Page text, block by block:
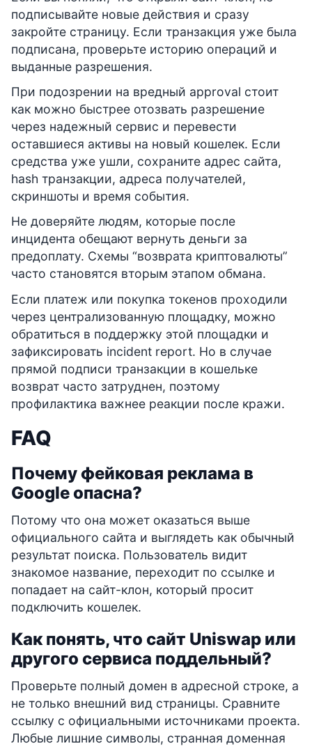
подписывайте новые действия и сразу
закройте страницу. Если транзакция уже была
подписана, проверьте историю операций и
выданные разрешения.
При подозрении на вредный approval стоит
как можно быстрее отозвать разрешение
через надежный сервис и перевести
оставшиеся активы на новый кошелек. Если
средства уже ушли, сохраните адрес сайта,
hash транзакции, адреса получателей,
скриншоты и время события.
Не доверяйте людям, которые после
инцидента обещают вернуть деньги за
предоплату. Схемы “возврата криптовалюты”
часто становятся вторым этапом обмана.
Если платеж или покупка токенов проходили
через централизованную площадку, можно
обратиться в поддержку этой площадки и
зафиксировать incident report. Но в случае
прямой подписи транзакции в кошельке
возврат часто затруднен, поэтому
профилактика важнее реакции после кражи.
FAQ
Почему фейковая реклама в
Google опасна?
Потому что она может оказаться выше
официального сайта и выглядеть как обычный
результат поиска. Пользователь видит
знакомое название, переходит по ссылке и
попадает на сайт-клон, который просит
подключить кошелек.
Как понять, что сайт Uniswap или
другого сервиса поддельный?
Проверьте полный домен в адресной строке, а
не только внешний вид страницы. Сравните
ссылку с официальными источниками проекта.
Любые лишние символы, странная доменная